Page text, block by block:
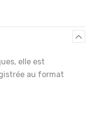
elle est
au format